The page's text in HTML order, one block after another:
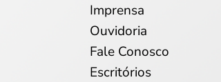
Imprensa
Ouvidoria
Fale Conosco
Escritórios